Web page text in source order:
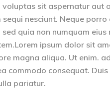
sit aspernatur aut
nesciunt. Neque
quia non numquam
ipsum dolor sit
magna aliqua. Ut enim.
commodo consequat.
pariatur.